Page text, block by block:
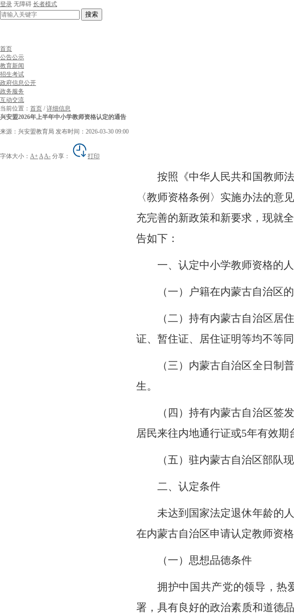
登录 无障碍 长者模式
搜索
首页
公告公示
教育新闻
招生考试
政府信息公开
政务服务
互动交流
当前位置： 首页 /详细信息
兴安盟2026年上半年中小学教师资格认定的通告
来源：兴安盟教育局 发布时间：2026-03-30 09:00
字体大小： A+ AA- 分享： 打印
按照《中华人民共和国教师
〈教师资格条例〉实施办法的意
充完善的新政策和新要求，现就全
告如下：
一、认定中小学教师资格的
（一）户籍在内蒙古自治区的
（二）持有内蒙古自治区居
证、暂住证、居住证明等均不等
（三）内蒙古自治区全日制
生。
（四）持有内蒙古自治区签
居民来往内地通行证或5年有效期
（五）驻内蒙古自治区部队
二、认定条件
未达到国家法定退休年龄的
在内蒙古自治区申请认定教师资格
（一）思想品德条件
拥护中国共产党的领导，热
署，具有良好的政治素质和道德